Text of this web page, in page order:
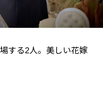
する2人。美しい花嫁